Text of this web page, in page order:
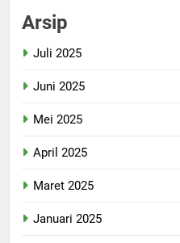
Arsip
Juli 2025
Juni 2025
Mei 2025
April 2025
Maret 2025
Januari 2025